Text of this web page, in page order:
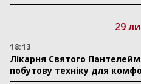
29
18:13
Лікарня Святого
побутову техніку для